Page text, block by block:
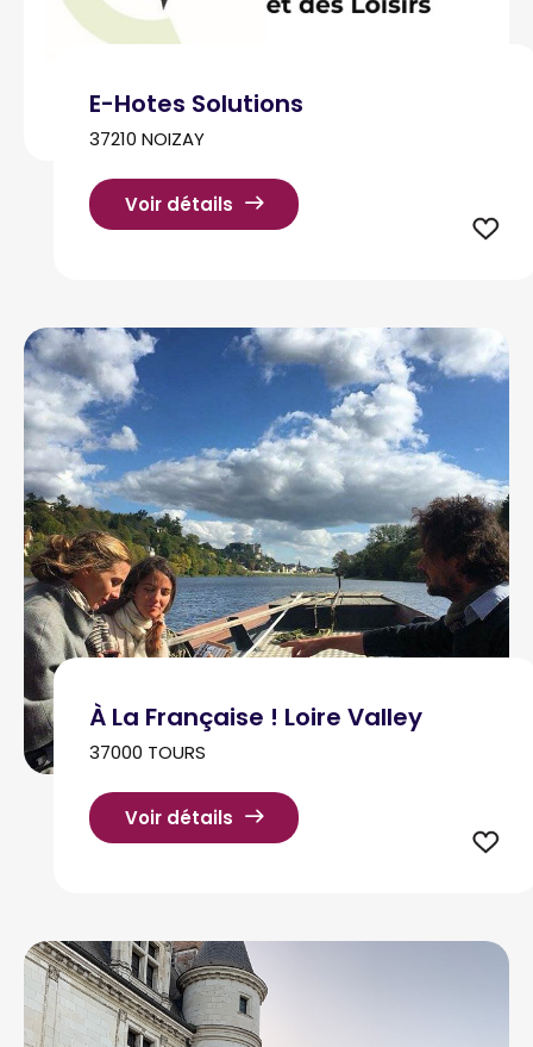
E-Hotes Solutions
37210 NOIZAY
Voir détails
À La Française ! Loire Valley
37000 TOURS
Voir détails